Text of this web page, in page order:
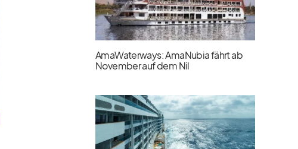
AmaWaterways: AmaNubia fährt ab
November auf dem Nil